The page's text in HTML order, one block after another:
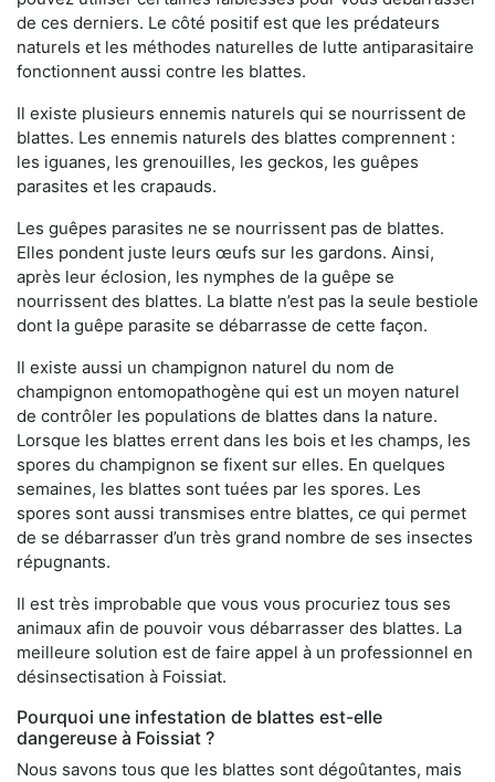
de ces derniers. Le côté positif est que les prédateurs
naturels et les méthodes naturelles de lutte antiparasitaire
fonctionnent aussi contre les blattes.
Il existe plusieurs ennemis naturels qui se nourrissent de
blattes. Les ennemis naturels des blattes comprennent :
les iguanes, les grenouilles, les geckos, les guêpes
parasites et les crapauds.
Les guêpes parasites ne se nourrissent pas de blattes.
Elles pondent juste leurs œufs sur les gardons. Ainsi,
après leur éclosion, les nymphes de la guêpe se
nourrissent des blattes. La blatte n’est pas la seule bestiole
dont la guêpe parasite se débarrasse de cette façon.
Il existe aussi un champignon naturel du nom de
champignon entomopathogène qui est un moyen naturel
de contrôler les populations de blattes dans la nature.
Lorsque les blattes errent dans les bois et les champs, les
spores du champignon se fixent sur elles. En quelques
semaines, les blattes sont tuées par les spores. Les
spores sont aussi transmises entre blattes, ce qui permet
de se débarrasser d’un très grand nombre de ses insectes
répugnants.
Il est très improbable que vous vous procuriez tous ses
animaux afin de pouvoir vous débarrasser des blattes. La
meilleure solution est de faire appel à un professionnel en
désinsectisation à Foissiat.
Pourquoi une infestation de blattes est-elle
dangereuse à Foissiat ?
Nous savons tous que les blattes sont dégoûtantes, mais